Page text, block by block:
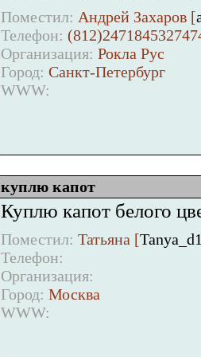
Поместил: Андрей Захаров [
Телефон:
Организация: Рокла Рус
Город: Санкт-Петербург
WWW:
куплю капот
Куплю капот белого
Поместил: Татьяна [
Телефон:
Организация:
Город: Москва
WWW: